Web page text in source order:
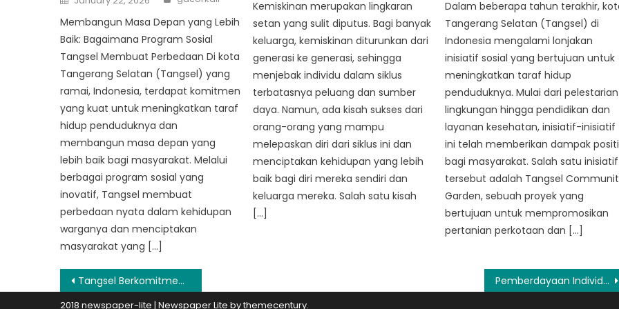
on
Membangun Masa Depan yang Lebih
Baik: Bagaimana Program Sosial
Tangsel Membuat Perbedaan Di kota
Tangerang Selatan (Tangsel) yang
ramai, Indonesia, terdapat komitmen
yang kuat untuk meningkatkan taraf
hidup penduduknya dan
membangun masa depan yang
lebih baik bagi masyarakat. Melalui
berbagai program sosial yang
inovatif, Tangsel membuat
perbedaan nyata dalam kehidupan
warganya dan menciptakan
masyarakat yang […]
Kemiskinan merupakan lingkaran
setan yang sulit diputus. Bagi banyak
keluarga, kemiskinan diturunkan dari
generasi ke generasi, sehingga
menjebak individu dalam siklus
terbatasnya peluang dan sumber
daya. Namun, ada kisah sukses dari
orang-orang yang mampu
melepaskan diri dari siklus ini dan
menciptakan kehidupan yang lebih
baik bagi diri mereka sendiri dan
keluarga mereka. Salah satu kisah
[…]
Dalam beberapa tahun terakhir,
Tangerang Selatan (Tangsel) di
Indonesia mengalami lonjakan
inisiatif sosial yang bertujuan untuk
meningkatkan taraf hidup
penduduknya. Mulai dari pelestarian
lingkungan hingga pendidikan dan
layanan kesehatan, inisiatif-inisiatif
ini telah memberikan dampak
bagi masyarakat. Salah satu inisiatif
tersebut adalah Tangsel
Garden, sebuah proyek yang
bertujuan untuk mempromosikan
pertanian perkotaan dan […]
Post
Tangsel Berkomitmen untuk Menyediakan Perlindungan Sosial yang Berkesinambungan bagi Warganya Pemberdayaan Individu: Peran Rehabilitasi Sosial di Masyarakat Tangsel
2018 newspaper-lite | Newspaper Lite bythemecentury.